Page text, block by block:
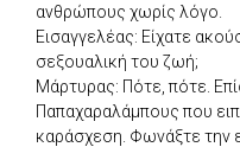
ανθρώπους χωρίς λόγο.
Εισαγγελέας: Είχατε
σεξουαλική του ζωή;
Μάρτυρας: Πότε, πότε.
Παπαχαραλάμπους που
καράσχεση. Φωνάξτε την